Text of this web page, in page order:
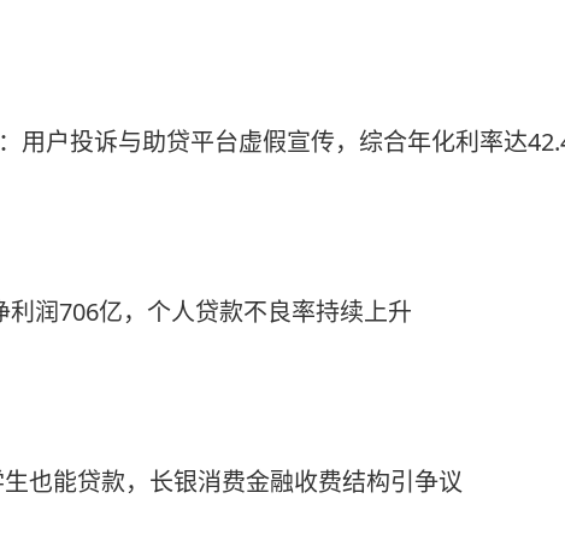
用户投诉与助贷平台虚假宣传，综合年化利率达
润706亿，个人贷款不良率持续上升
也能贷款，长银消费金融收费结构引争议